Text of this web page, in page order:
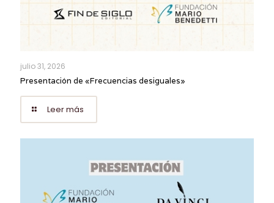
julio 31, 2026
Presentación de «Frecuencias desiguales»
Leer más